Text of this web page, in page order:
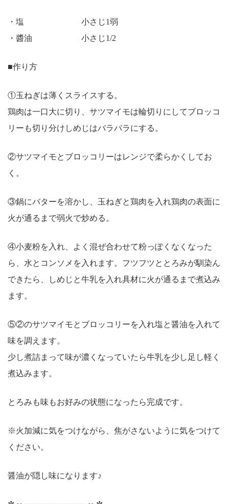
・塩 小さじ1弱
・醬油 小さじ1/2
■作り方
①玉ねぎは薄くスライスする。
鶏肉は一口大に切り、サツマイモは輪切りにしてブロッコ
リーも切り分けしめじはバラバラにする。
②サツマイモとブロッコリーはレンジで柔らかくしてお
く。
③鍋にバターを溶かし、玉ねぎと鶏肉を入れ鶏肉の表面に
火が通るまで弱火で炒める。
④小麦粉を入れ、よく混ぜ合わせて粉っぽくなくなった
ら、水とコンソメを入れます。フツフツととろみが馴染ん
できたら、しめじと牛乳を入れ具材に火が通るまで煮込み
ます。
⑤②のサツマイモとブロッコリーを入れ塩と醤油を入れて
味を調えます。
少し煮詰まって味が濃くなっていたら牛乳を少し足し軽く
煮込みます。
とろみも味もお好みの状態になったら完成です。
※火加減に気をつけながら、焦がさないように気をつけて
ください。
醤油が隠し味になります♪